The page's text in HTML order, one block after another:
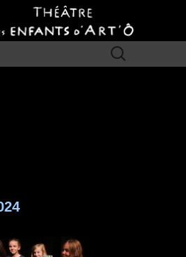
Rechercher :